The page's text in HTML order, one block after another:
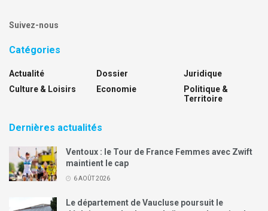
Suivez-nous
Catégories
Actualité
Culture & Loisirs
Dossier
Economie
Juridique
Politique &
Territoire
Dernières actualités
Ventoux : le Tour de France Femmes avec Zwift
maintient le cap
6 AOÛT 2026
Le département de Vaucluse poursuit le